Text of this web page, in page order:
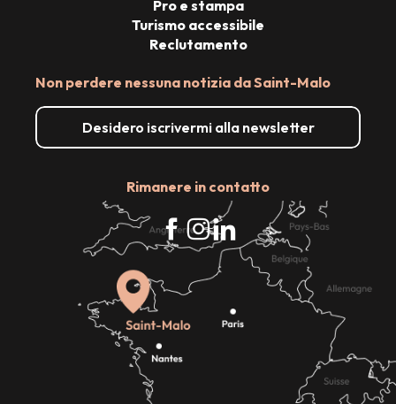
Non perdere nessuna notizia da Saint-Malo
Desidero iscrivermi alla newsletter
Rimanere in contatto
Pro e stampa
Turismo accessibile
Reclutamento